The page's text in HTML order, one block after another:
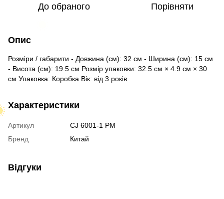
До обраного Порівняти
Опис
Розміри / габарити - Довжина (см): 32 см - Ширина (см): 15 см
- Висота (см): 19.5 см Розмір упаковки: 32.5 см × 4.9 см × 30
см Упаковка: Коробка Вік: від 3 років
Характеристики
Артикул
CJ 6001-1 PM
Бренд
Китай
Відгуки